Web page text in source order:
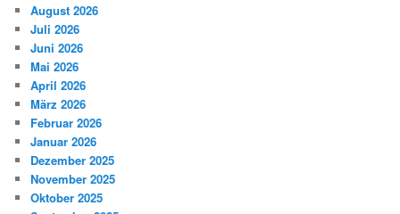
August 2026
Juli 2026
Juni 2026
Mai 2026
April 2026
März 2026
Februar 2026
Januar 2026
Dezember 2025
November 2025
Oktober 2025